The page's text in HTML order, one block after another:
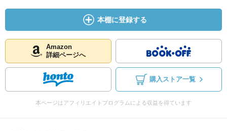
本棚に登録する
Amazon
詳細ページへ
購入ストア一覧
本ページはアフィリエイトプログラムによる収益を得ています